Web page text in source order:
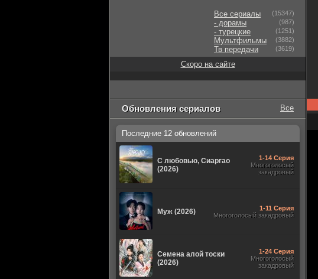
Все сериалы (15347)
- дорамы (987)
- турецкие (1251)
Мультфильмы (3882)
Тв передачи (3619)
Скоро на сайте
Обновления сериалов Все
Последние 12 обновлений
С любовью, Сиаргао
(2026)
1-14 Серия
Многоголосый
закадровый
Муж (2026)
1-11 Серия
Многоголосый закадровый
Семена алой тоски
(2026)
1-24 Серия
Многоголосый
закадровый